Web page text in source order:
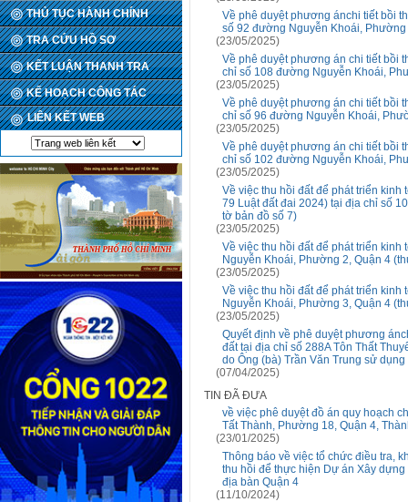
THỦ TỤC HÀNH CHÍNH
TRA CỨU HỒ SƠ
KẾT LUẬN THANH TRA
KẾ HOẠCH CÔNG TÁC
LIÊN KẾT WEB
Về phê duyệt phương ánchi tiết bồi
số 92 đường Nguyễn Khoái,
(23/05/2025)
Về phê duyệt phương án chi tiết bồi
chỉ số 108 đường Nguyễn Khoái,
(23/05/2025)
Về phê duyệt phương án chi tiết bồi
chỉ số 96 đường Nguyễn Khoái,
(23/05/2025)
Về phê duyệt phương án chi tiết bồi
chỉ số 102 đường Nguyễn Khoái,
(23/05/2025)
Về việc thu hồi đất để phát triển
79 Luật đất đai 2024) tại địa chỉ số
tờ bản đồ số 7)
(23/05/2025)
Về việc thu hồi đất để phát triển
Nguyễn Khoái, Phường 2, Quận 4
(23/05/2025)
Về việc thu hồi đất để phát triển
Nguyễn Khoái, Phường 3, Quận 4
(23/05/2025)
Quyết định về phê duyệt phương
đất tại địa chỉ số 288A Tôn Thất
do Ông (bà) Trần Văn Trung sử dụng
(07/04/2025)
TIN ĐÃ ĐƯA
về việc phê duyệt đồ án quy hoạch
Tất Thành, Phường 18, Quận 4,
(23/01/2025)
Thông báo về việc tổ chức điều tra,
thu hồi để thực hiện Dự án Xây
địa bàn Quận 4
(11/10/2024)